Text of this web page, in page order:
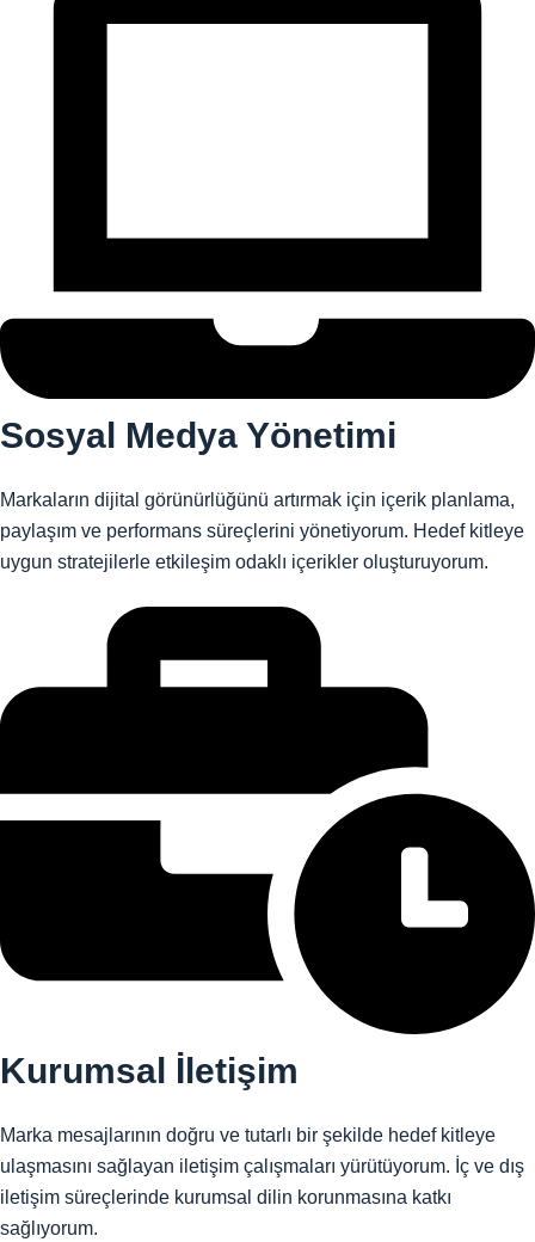
Sosyal Medya Yönetimi
Markaların dijital görünürlüğünü artırmak için içerik planlama,
paylaşım ve performans süreçlerini yönetiyorum. Hedef kitleye
uygun stratejilerle etkileşim odaklı içerikler oluşturuyorum.
Kurumsal İletişim
Marka mesajlarının doğru ve tutarlı bir şekilde hedef kitleye
ulaşmasını sağlayan iletişim çalışmaları yürütüyorum. İç ve dış
iletişim süreçlerinde kurumsal dilin korunmasına katkı
sağlıyorum.